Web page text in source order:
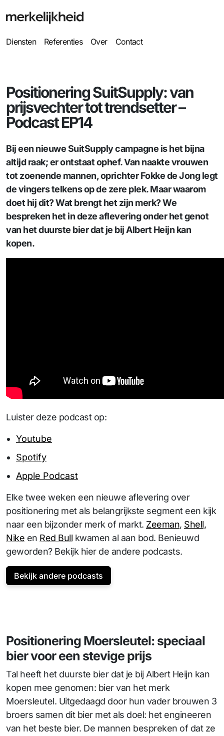
Diensten Referenties Over Contact
Positionering SuitSupply: van
prijsvechter tot trendsetter –
Podcast EP14
Bij een nieuwe SuitSupply campagne is het bijna
altijd raak; er ontstaat ophef. Van naakte vrouwen
tot zoenende mannen, oprichter Fokke de Jong legt
de vingers telkens op de zere plek. Maar waarom
doet hij dit? Wat brengt het zijn merk? We
bespreken het in deze aflevering onder het genot
van het duurste bier dat je bij Albert Heijn kan
kopen.
Luister deze podcast op:
Youtube
Spotify
Apple Podcast
Elke twee weken een nieuwe aflevering over
positionering met als belangrijkste segment een kijk
naar een bijzonder merk of markt. Zeeman, Shell,
Nike en Red Bull kwamen al aan bod. Benieuwd
geworden? Bekijk hier de andere podcasts.
Bekijk andere podcasts
Positionering Moersleutel: speciaal
bier voor een stevige prijs
Tal heeft het duurste bier dat je bij Albert Heijn kan
kopen mee genomen: bier van het merk
Moersleutel. Uitgedaagd door hun vader brouwen 3
broers samen dit bier met als doel: het engineeren
van het beste bier. De mannen bespreken of dat ze